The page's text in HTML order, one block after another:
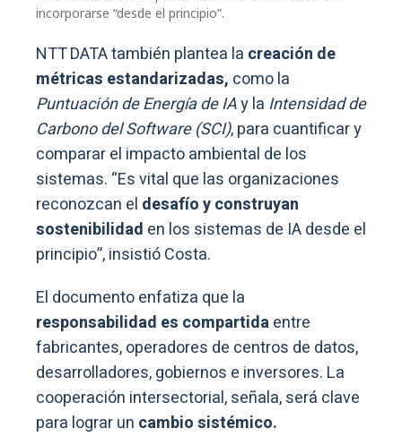
incorporarse “desde el principio”.
NTT DATA también plantea la creación de
métricas estandarizadas, como la
Puntuación de Energía de IAy la Intensidad de
Carbono del Software (SCI), para cuantificar y
comparar el impacto ambiental de los
sistemas. “Es vital que las organizaciones
reconozcan el desafío y construyan
sostenibilidad en los sistemas de IA desde el
principio”, insistió Costa.
El documento enfatiza que la
responsabilidad es compartidaentre
fabricantes, operadores de centros de datos,
desarrolladores, gobiernos e inversores. La
cooperación intersectorial, señala, será clave
para lograr un cambio sistémico.